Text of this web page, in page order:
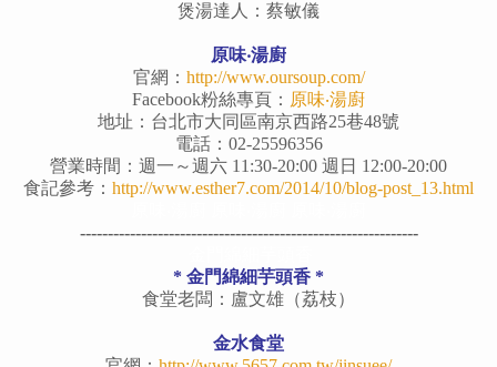
煲湯達人：蔡敏儀
原味‧湯廚
官網： http://www.oursoup.com/
Facebook粉絲專頁： 原味‧湯廚
地址：台北市大同區南京西路25巷48號
電話：02-25596356
營業時間：週一～週六 11:30-20:00 週日 12:00-20:00
食記參考： http://www.esther7.com/2014/10/blog-post_13.html
-------------------------------------------------------------
* 金門綿細芋頭香 *
食堂老闆：盧文雄（荔枝）
金水食堂